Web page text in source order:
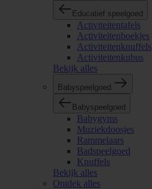
Educatief speelgoed
Activiteitentafels
Activiteitenboekjes
Activiteitenknuffels
Activiteitenkubus
Bekijk alles
Babyspeelgoed
Babyspeelgoed
Babygyms
Muziekdoosjes
Rammelaars
Badspeelgoed
Knuffels
Bekijk alles
Ontdek alles